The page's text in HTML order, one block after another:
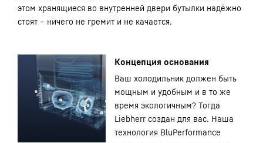
этом хранящиеся во внутренней двери бутылки надёжно
стоят – ничего не гремит и не качается.
Концепция основания
Ваш холодильник должен быть
мощным и удобным и в то же
время экологичным? Тогда
Liebherr создан для вас. Наша
технология BluPerformance